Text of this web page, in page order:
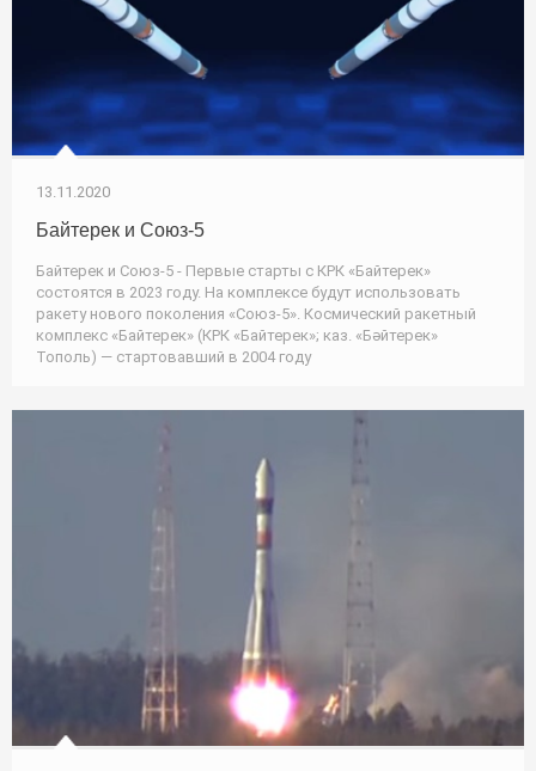
13.11.2020
Байтерек и Союз-5
Байтерек и Союз-5 - Первые старты с КРК «Байтерек»
состоятся в 2023 году. На комплексе будут использовать
ракету нового поколения «Союз-5». Космический ракетный
комплекс «Байтерек» (КРК «Байтерек»; каз. «Бәйтерек»
Тополь) — стартовавший в 2004 году